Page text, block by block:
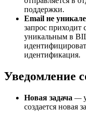
поддержки.
Email не
запрос приходит
уникальным в
идентификация.
Уведомление
Новая задача —
создается новая